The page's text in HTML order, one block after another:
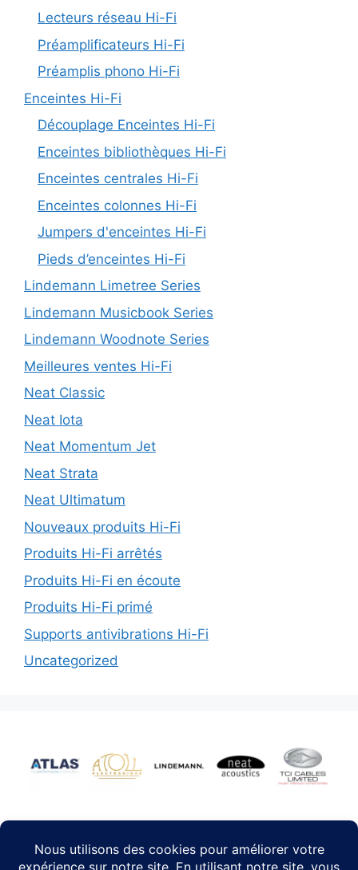
Lecteurs réseau Hi-Fi
Préamplificateurs Hi-Fi
Préamplis phono Hi-Fi
Enceintes Hi-Fi
Découplage Enceintes Hi-Fi
Enceintes bibliothèques Hi-Fi
Enceintes centrales Hi-Fi
Enceintes colonnes Hi-Fi
Jumpers d'enceintes Hi-Fi
Pieds d’enceintes Hi-Fi
Lindemann Limetree Series
Lindemann Musicbook Series
Lindemann Woodnote Series
Meilleures ventes Hi-Fi
Neat Classic
Neat Iota
Neat Momentum Jet
Neat Strata
Neat Ultimatum
Nouveaux produits Hi-Fi
Produits Hi-Fi arrêtés
Produits Hi-Fi en écoute
Produits Hi-Fi primé
Supports antivibrations Hi-Fi
Uncategorized